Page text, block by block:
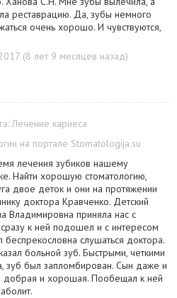
реставрацию. Да, зубы немного
очень хорошо. И чувствуются,
(8 лет 9 месяцев назад)
Лечение кариеса
на портале Stomatologija.su
лечения зубиков нашему
Найти хорошую стоматологию,
двое деток и они на протяжении
доктора Кравченко. Детский
Владимировна приняла нас с
к ней подошел и с интересом
беспрекословна слушаться доктора.
больной зуб. Быстрыми, четкими
зуб был запломбирован. Сын даже и
добрая и хорошая. Пообещал к ней